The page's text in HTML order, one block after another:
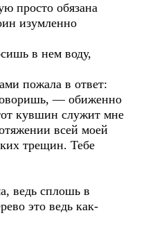
просто обязана
изумленно
в нем воду,
пожала в ответ:
— обиженно
кувшин служит мне
всей моей
трещин. Тебе
ведь сплошь в
это ведь как-